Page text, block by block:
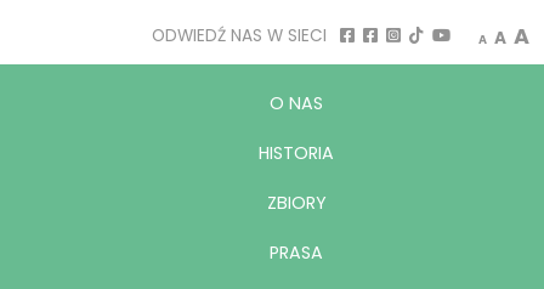
ODWIEDŹ NAS W SIECI A A A
O NAS
HISTORIA
ZBIORY
PRASA